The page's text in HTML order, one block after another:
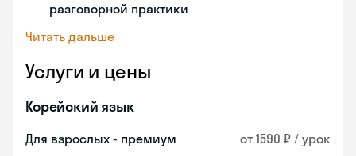
разговорной практики
Читать дальше
Услуги и цены
Корейский язык
Для взрослых - премиум от 1590 ₽ / урок